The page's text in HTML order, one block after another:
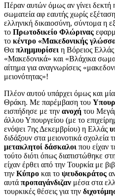
Πέραν αυτών όμως αν γίνει δεκτή
σωματεία αφ εαυτής χωρίς
ελληνική δικαιοσύνη, σύντομα η
το Πρωτοδικείο Φλώρινας
το κέντρο «Μακεδονικής
Θα πλημμυρίσει η Βόρειος
«Μακεδονικά» και «Βλάχικα
αίτημα για αναγνωρίσεις
μειονότητας»!
Πλέον αυτού υπάρχει όμως και
Θράκη. Με παρέμβαση του
εισπήδησε με την ανοχή του
άλλου Υπουργείου (με το
ενόψει 7ης Δεκεμβρίου) η Ελλάς
διδάξουν στα μειονοτικά σχολεία
μετακλητοί δάσκαλοι που είχαν
τούτο διότι όπως διαπιστώθηκε
είχαν έρθει από την Τουρκία με
την Κύπρο και το ψευδοκράτος
αυτά προπαγάνδιζαν μέσα στα
τουρκικές θέσεις για την